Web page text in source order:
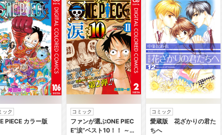
ック
PIECE カラー版
コミック
ファンが選ぶONE PIEC
E“涙”ベスト10！！ ～サ
コミック
愛蔵版 花ざかりの君た
ちへ